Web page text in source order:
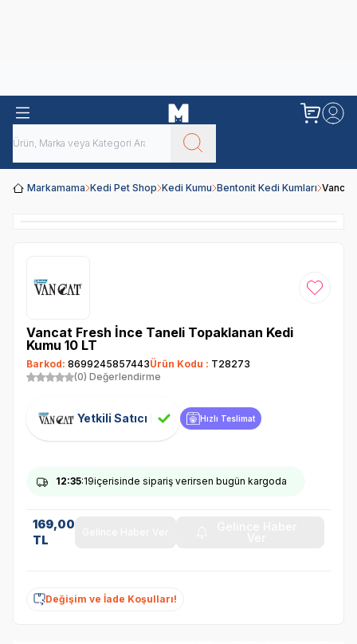
Markamama Kedi Pet Shop Kedi Kumu Bentonit Kedi Kumları Vancat
Favoriye
Vancat Fresh İnce Taneli Topaklanan Kedi
Kumu 10 LT
Barkod: 8699245857443Ürün Kodu : T28273
(0) Değerlendirme
Yetkili Satıcı Hızlı Teslimat
12:35:19içerisinde sipariş verirsen bugün kargoda
169,00
TL
Değişim ve İade Koşulları!